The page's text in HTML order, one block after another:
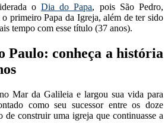
oDia do Papa, pois São Pedro,
primeiro Papa da Igreja, além de ter sido
tempo com esse título (37 anos).
Paulo: conheça a história
Mar da Galileia e largou sua vida para
como seu sucessor entre os doze
de construir uma igreja que continuasse a